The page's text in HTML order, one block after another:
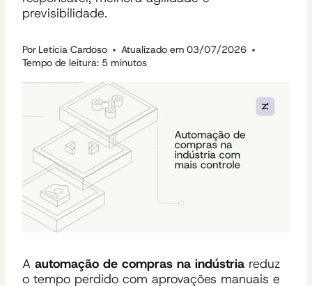
previsibilidade.
Por Letícia Cardoso Atualizado em 03/07/2026
Tempo de leitura: 5 minutos
A automação de compras na indústria reduz
o tempo perdido com aprovações manuais e